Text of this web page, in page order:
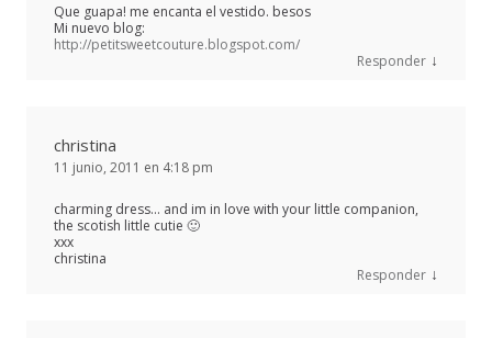
Que guapa! me encanta el vestido. besos
Mi nuevo blog:
http://petitsweetcouture.blogspot.com/
Responder ↓
christina
11 junio, 2011 en 4:18 pm
charming dress… and im in love with your little companion,
the scotish little cutie 🙂
xxx
christina
Responder ↓